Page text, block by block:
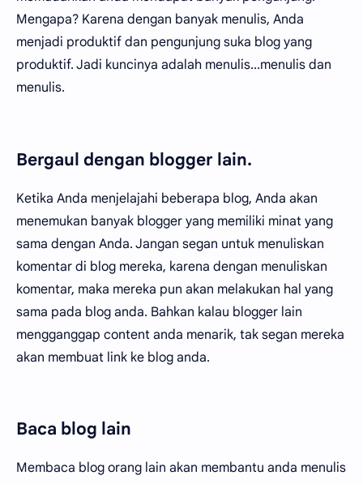
Mengapa? Karena dengan banyak menulis, Anda
menjadi produktif dan pengunjung suka blog yang
produktif. Jadi kuncinya adalah menulis...menulis dan
menulis.
Bergaul dengan blogger lain.
Ketika Anda menjelajahi beberapa blog, Anda akan
menemukan banyak blogger yang memiliki minat yang
sama dengan Anda. Jangan segan untuk menuliskan
komentar di blog mereka, karena dengan menuliskan
komentar, maka mereka pun akan melakukan hal yang
sama pada blog anda. Bahkan kalau blogger lain
mengganggap content anda menarik, tak segan mereka
akan membuat link ke blog anda.
Baca blog lain
Membaca blog orang lain akan membantu anda menulis